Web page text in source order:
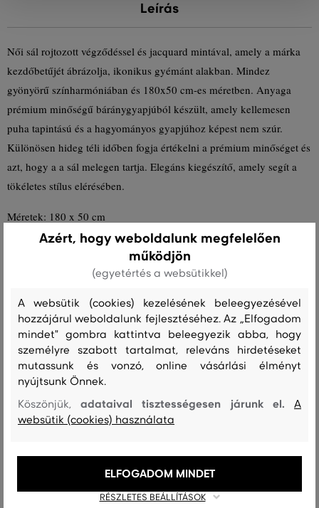
Leírás
Női sál rojtozott végződéssel és jacquard mintával, amely a márka
kezdőbetűjét ábrázolja, ikonikus gyémánt alakban. Mindez
gyönyörű színharmóniában és 180x50 cm-es méretben. Anyaga
prémium minőségű báránygyapjúból készült, amely kellemesen
puha tapintású és a hagyományos gyapjúhoz képest nem szúr.
Különösen hideg téli időben fogja értékelni a prémium minőséget és
azt, hogy a a sál melegen tartja. Elegáns kiegészítő, amely segít a
tökéletes stílus elérésében.
Méretek: 180 x 50 cm
Termék kódja4920193-623-GC-5
Összetétel
felső anyag
GYAPJÚ
100 %
Kezelési útmutató
SZÁRÍTÁS VASALÁS
Azért, hogy weboldalunk megfelelően
működjön
(egyetértés a websütikkel)
A websütik (cookies) kezelésének beleegyezésével
hozzájárul weboldalunk fejlesztéséhez. Az „Elfogadom
mindet" gombra kattintva beleegyezik abba, hogy
személyre szabott tartalmat, releváns hirdetéseket
mutassunk és vonzó, online vásárlási élményt
nyújtsunk Önnek.
Köszönjük,adataival tisztességesen járunk el.A
websütik (cookies) használata
RÉSZLETES BEÁLLÍTÁSOK
ELFOGADOM MINDET